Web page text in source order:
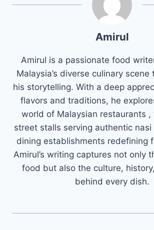
Amirul
Amirul is a passionate food
Malaysia’s diverse culinary
his storytelling. With a deep
flavors and traditions, he
world of Malaysian restaurants ,
street stalls serving authentic
dining establishments redefining
Amirul’s writing captures not only
food but also the culture,
behind every dish.